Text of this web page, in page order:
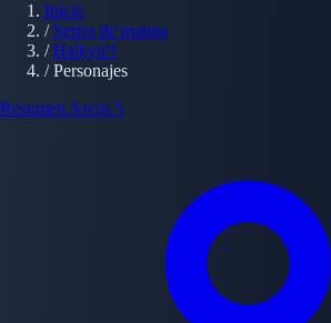
Inicio
/ Series de manga
/ Haikyu!!
/ Personajes
Resumen Arcos 5